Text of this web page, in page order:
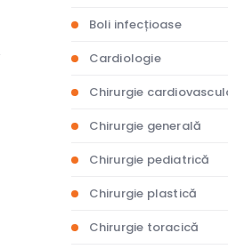
Boli infecțioase
Cardiologie
Chirurgie
Chirurgie generală
Chirurgie pediatrică
Chirurgie plastică
Chirurgie toracică